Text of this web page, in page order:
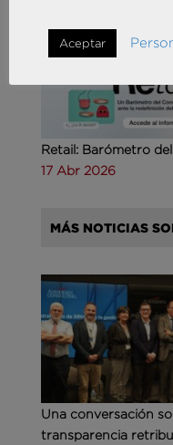
Retail: Barómetro
17 Abr 2026
MÁS NOTICIAS
Una conversación
transparencia
Aceptar